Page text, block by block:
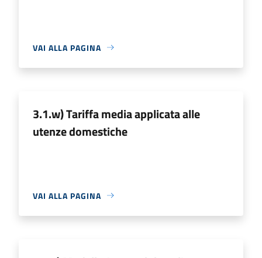
VAI ALLA PAGINA
3.1.w) Tariffa media applicata alle
utenze domestiche
VAI ALLA PAGINA